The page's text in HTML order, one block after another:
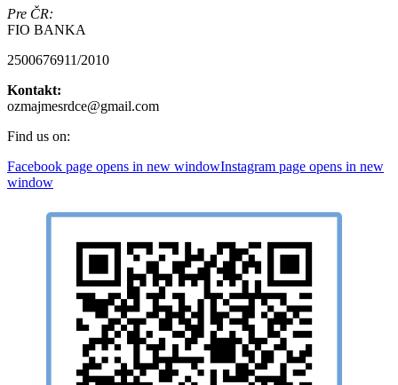
Pre ČR:
FIO BANKA
2500676911/2010
Kontakt:
ozmajmesrdce@gmail.com
Find us on:
Facebook page opens in new windowInstagram page opens in new
window